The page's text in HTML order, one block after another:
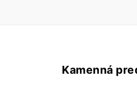
Kamenná